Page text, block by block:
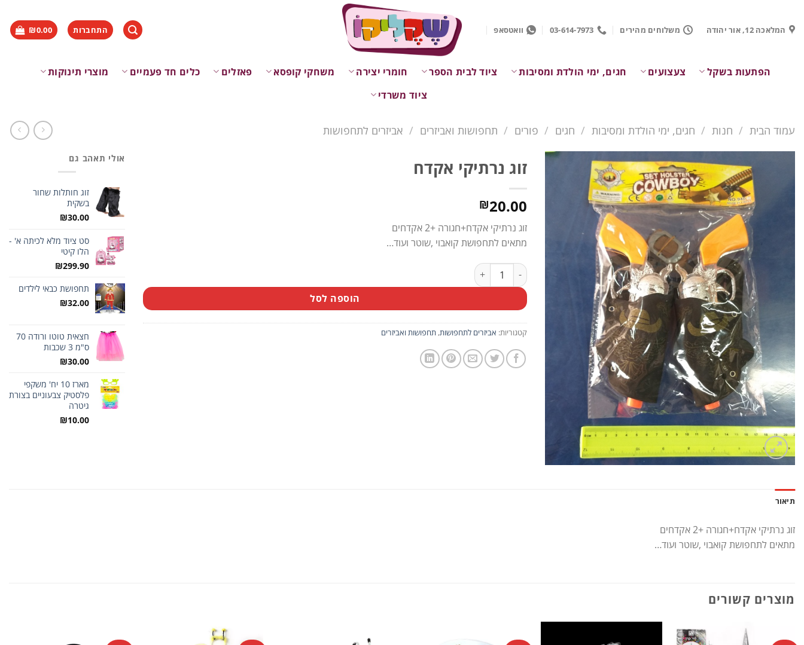
contentהמלאכה 12, אור יהודה משלוחים מהירים 03-614-7973 וואטסאפ התחברות ₪0.00
הפתעות בשקל צעצועים חגים, ימי הולדת ומסיבות ציוד לבית הספר חומרי יצירה משחקי קופסא פאזלים כלים חד פעמיים
מוצרי תינוקות
ציוד משרדי
עמוד הבית / חנות / חגים, ימי הולדת ומסיבות / חגים / פורים / תחפושות ואביזרים / אביזרים לתחפושות
זוג נרתיקי אקדח
₪20.00
זוג נרתיקי אקדח+חגורה +2 אקדחים
מתאים לתחפושת קואבוי ,שוטר ועוד…
כמות של זוג נרתיקי אקדח
הוספה לסל
קטגוריות: אביזרים לתחפושות, תחפושות ואביזרים
אולי תאהב גם
זוג חותלות שחור
בשקית
₪30.00
סט ציוד מלא לכיתה א' -
הלו קיטי
₪299.90
תחפושת כבאי לילדים
₪32.00
חצאית טוטו ורודה 70
ס"מ 3 שכבות
₪30.00
מארז 10 יח' משקפי
פלסטיק צבעוניים בצורת
גיטרה
₪10.00
תיאור
זוג נרתיקי אקדח+חגורה +2 אקדחים
מתאים לתחפושת קואבוי ,שוטר ועוד…
מוצרים קשורים